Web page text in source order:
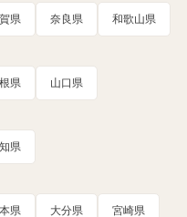
県 奈良県 和歌山県
県 山口県
県
県 大分県 宮崎県